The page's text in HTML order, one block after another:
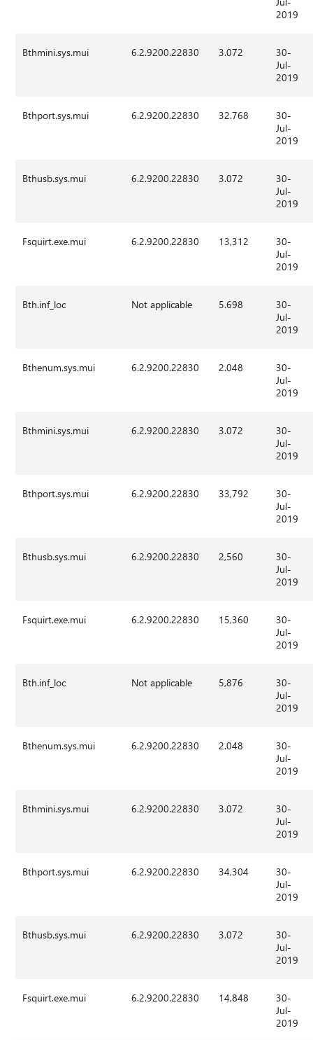
2019
Bthmini.sys.mui 6.2.9200.22830 3.072
30-
Jul-
2019
Bthport.sys.mui 6.2.9200.22830 32.768
30-
Jul-
2019
Bthusb.sys.mui 6.2.9200.22830 3.072
30-
Jul-
2019
Fsquirt.exe.mui 6.2.9200.22830 13,312
30-
Jul-
2019
Bth.inf_loc Not applicable 5.698
30-
Jul-
2019
Bthenum.sys.mui 6.2.9200.22830 2.048
30-
Jul-
2019
Bthmini.sys.mui 6.2.9200.22830 3.072
30-
Jul-
2019
Bthport.sys.mui 6.2.9200.22830 33,792
30-
Jul-
2019
Bthusb.sys.mui 6.2.9200.22830 2,560
30-
Jul-
2019
Fsquirt.exe.mui 6.2.9200.22830 15,360
30-
Jul-
2019
Bth.inf_loc Not applicable 5,876
30-
Jul-
2019
Bthenum.sys.mui 6.2.9200.22830 2.048
30-
Jul-
2019
Bthmini.sys.mui 6.2.9200.22830 3.072
30-
Jul-
2019
Bthport.sys.mui 6.2.9200.22830 34,304
30-
Jul-
2019
Bthusb.sys.mui 6.2.9200.22830 3.072
30-
Jul-
2019
Fsquirt.exe.mui 6.2.9200.22830 14,848
30-
Jul-
2019